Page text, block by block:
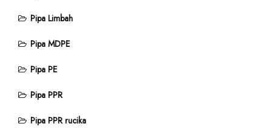
Pipa Limbah
Pipa MDPE
Pipa PE
Pipa PPR
Pipa PPR rucika